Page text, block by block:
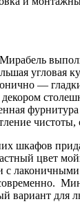
угловая
—
шкафов
цвет
с
вариант для